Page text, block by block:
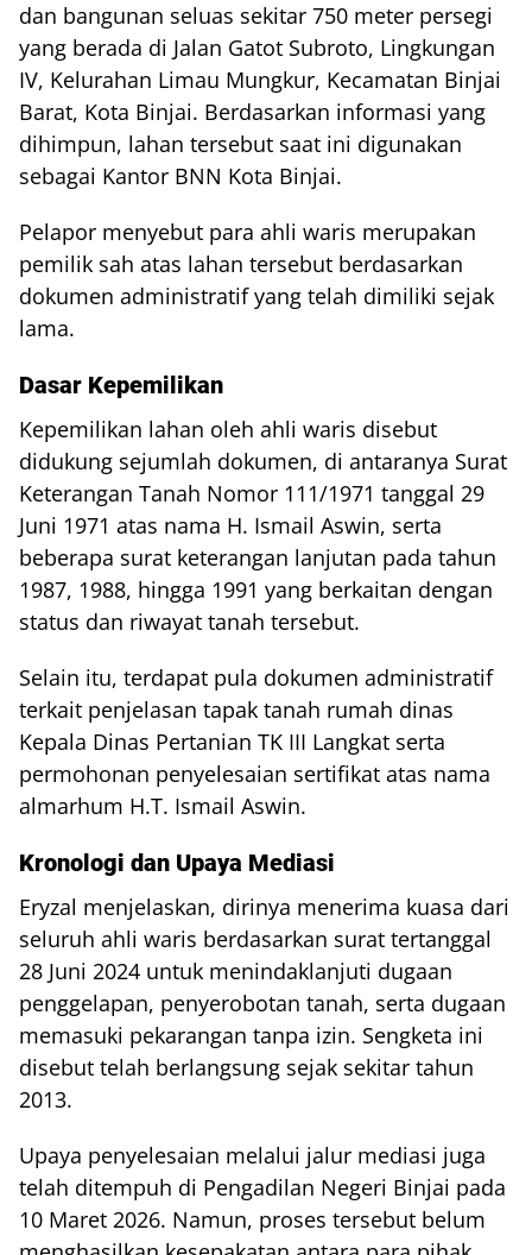
dan bangunan seluas sekitar 750 meter persegi
yang berada di Jalan Gatot Subroto, Lingkungan
IV, Kelurahan Limau Mungkur, Kecamatan Binjai
Barat, Kota Binjai. Berdasarkan informasi yang
dihimpun, lahan tersebut saat ini digunakan
sebagai Kantor BNN Kota Binjai.
Pelapor menyebut para ahli waris merupakan
pemilik sah atas lahan tersebut berdasarkan
dokumen administratif yang telah dimiliki sejak
lama.
Dasar Kepemilikan
Kepemilikan lahan oleh ahli waris disebut
didukung sejumlah dokumen, di antaranya Surat
Keterangan Tanah Nomor 111/1971 tanggal 29
Juni 1971 atas nama H. Ismail Aswin, serta
beberapa surat keterangan lanjutan pada tahun
1987, 1988, hingga 1991 yang berkaitan dengan
status dan riwayat tanah tersebut.
Selain itu, terdapat pula dokumen administratif
terkait penjelasan tapak tanah rumah dinas
Kepala Dinas Pertanian TK III Langkat serta
permohonan penyelesaian sertifikat atas nama
almarhum H.T. Ismail Aswin.
Kronologi dan Upaya Mediasi
Eryzal menjelaskan, dirinya menerima kuasa dari
seluruh ahli waris berdasarkan surat tertanggal
28 Juni 2024 untuk menindaklanjuti dugaan
penggelapan, penyerobotan tanah, serta dugaan
memasuki pekarangan tanpa izin. Sengketa ini
disebut telah berlangsung sejak sekitar tahun
2013.
Upaya penyelesaian melalui jalur mediasi juga
telah ditempuh di Pengadilan Negeri Binjai pada
10 Maret 2026. Namun, proses tersebut belum